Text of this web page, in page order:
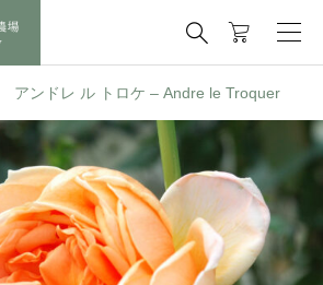

アンドレ ル トロケ – Andre le Troquer